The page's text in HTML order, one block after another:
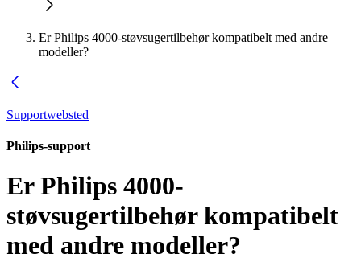
Er Philips 4000-støvsugertilbehør kompatibelt med andre
modeller?
Supportwebsted
Philips-support
Er Philips 4000-
støvsugertilbehør kompatibelt
med andre modeller?